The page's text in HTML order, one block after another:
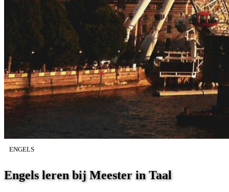
ENGELS
Engels leren bij Meester in Taal